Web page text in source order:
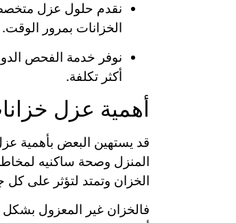
نقدم حلول عزل
الخزانات بمرور الوقت.
نوفر خدمة الفحص
أكثر تكلفة.
أهمية عزل
قد يستهين البعض بأهمية
المنزل وصحة ساكنيه
الخزان وتمتد لتؤثر على
فالخزان غير المعزول بشكل